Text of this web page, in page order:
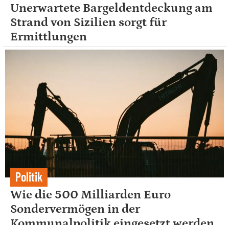
Unerwartete Bargeldentdeckung am
Strand von Sizilien sorgt für
Ermittlungen
Politik
Wie die 500 Milliarden Euro
Sondervermögen in der